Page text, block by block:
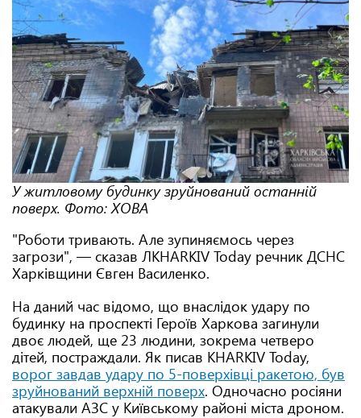
У житловому будинку зруйнований останній
поверх. Фото: ХОВА
"Роботи тривають. Але зупиняємось через
загрози", — сказав ЛKHARKIV Today речник ДСНС
Харківщини Євген Василенко.
На даний час відомо, що внаслідок удару по
будинку на проспекті Героїв Харкова загинули
двоє людей, ще 23 людини, зокрема четверо
дітей, постраждали. Як писав KHARKIV Today,
ворог завдав удару по 5-поверхівці ракетою, був
зруйнований верхній поверх. Одночасно росіяни
атакували АЗС у Київському районі міста дроном.